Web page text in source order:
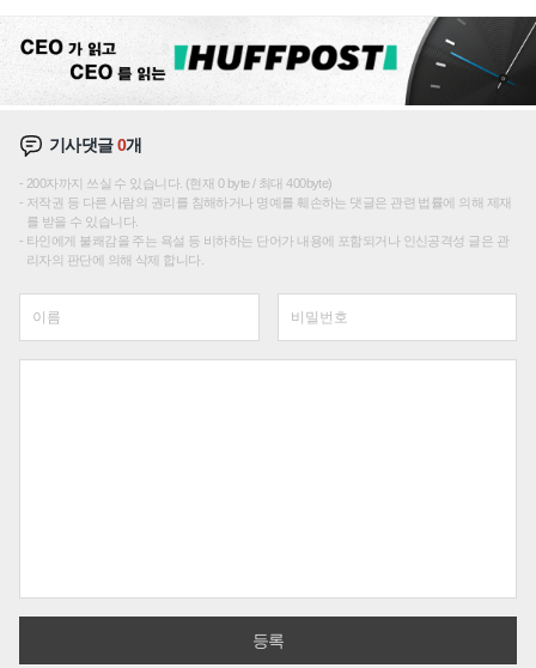
기사댓글0개
200자까지 쓰실 수 있습니다. (현재 0 byte / 최대 400byte)
저작권 등 다른 사람의 권리를 침해하거나 명예를 훼손하는 댓글은 관련 법률에 의해 제재
를 받을 수 있습니다.
타인에게 불쾌감을 주는 욕설 등 비하하는 단어가 내용에 포함되거나 인신공격성 글은 관
리자의 판단에 의해 삭제 합니다.